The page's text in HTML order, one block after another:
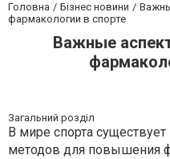
Головна Бізнес новини
фармакологии в спорте
Важные
Загальний розділ
В мире спорта
методов для повышения